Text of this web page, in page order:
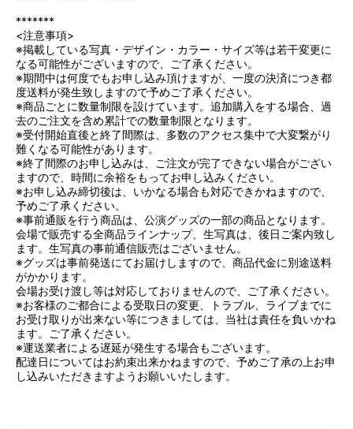
*******
<注意事項>
※掲載している写真・デザイン・カラー・サイズ等は若干変更に
なる可能性がございますので、ご了承ください。
※期間中は何度でもお申し込み頂けますが、一度の決済につき都
度送料が発生致しますので予めご了承ください。
※商品ごとに数量制限を設けています。追加購入をする場合、過
去のご注文を含め累計での数量制限となります。
※受付開始直後と終了間際は、多数のアクセス集中で大変繋がり
難くなる可能性があります。
※終了間際のお申し込みは、ご注文が完了できない場合がござい
ますので、時間に余裕をもってお申し込みください。
※お申し込み締切後は、いかなる場合も対応できかねますので、
予めご了承ください。
※事前通販を行う商品は、公演グッズの一部の商品となります。
会場で販売する全商品ラインナップ、生写真は、後日ご案内致し
ます。生写真の事前通信販売はございません。
※グッズは事前発送にてお届けしますので、商品代金に別途送料
がかかります。
会場お受け渡し等は対応しておりませんので、ご了承ください。
※お客様のご都合による受取日の変更、トラブル、ライブまでに
お受け取りが出来ない等につきましては、当社は責任を負いかね
ます。ご了承ください。
※運送業者による遅延が発生する場合もございます。
配達日についてはお約束出来かねますので、予めご了承の上お申
し込みいただきますようお願いいたします。